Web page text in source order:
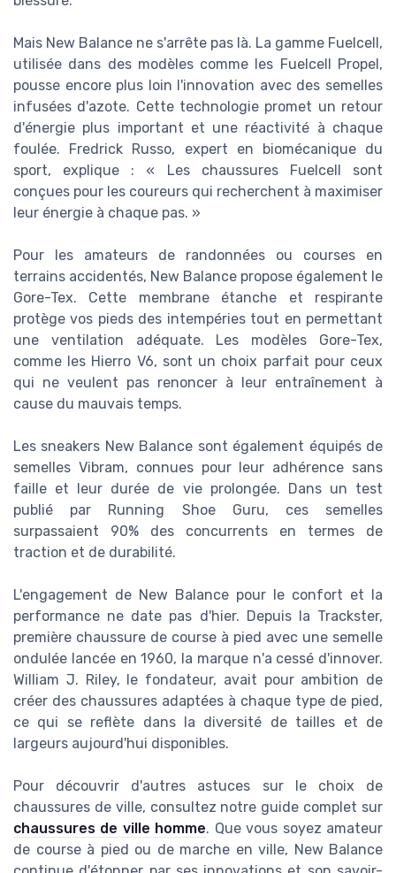
Mais New Balance ne s'arrête pas là. La gamme Fuelcell,
utilisée dans des modèles comme les Fuelcell Propel,
pousse encore plus loin l'innovation avec des semelles
infusées d'azote. Cette technologie promet un retour
d'énergie plus important et une réactivité à chaque
foulée. Fredrick Russo, expert en biomécanique du
sport, explique : « Les chaussures Fuelcell sont
conçues pour les coureurs qui recherchent à maximiser
leur énergie à chaque pas. »
Pour les amateurs de randonnées ou courses en
terrains accidentés, New Balance propose également le
Gore-Tex. Cette membrane étanche et respirante
protège vos pieds des intempéries tout en permettant
une ventilation adéquate. Les modèles Gore-Tex,
comme les Hierro V6, sont un choix parfait pour ceux
qui ne veulent pas renoncer à leur entraînement à
cause du mauvais temps.
Les sneakers New Balance sont également équipés de
semelles Vibram, connues pour leur adhérence sans
faille et leur durée de vie prolongée. Dans un test
publié par Running Shoe Guru, ces semelles
surpassaient 90% des concurrents en termes de
traction et de durabilité.
L'engagement de New Balance pour le confort et la
performance ne date pas d'hier. Depuis la Trackster,
première chaussure de course à pied avec une semelle
ondulée lancée en 1960, la marque n'a cessé d'innover.
William J. Riley, le fondateur, avait pour ambition de
créer des chaussures adaptées à chaque type de pied,
ce qui se reflète dans la diversité de tailles et de
largeurs aujourd'hui disponibles.
Pour découvrir d'autres astuces sur le choix de
chaussures de ville, consultez notre guide complet sur
chaussures de ville homme. Que vous soyez amateur
de course à pied ou de marche en ville, New Balance